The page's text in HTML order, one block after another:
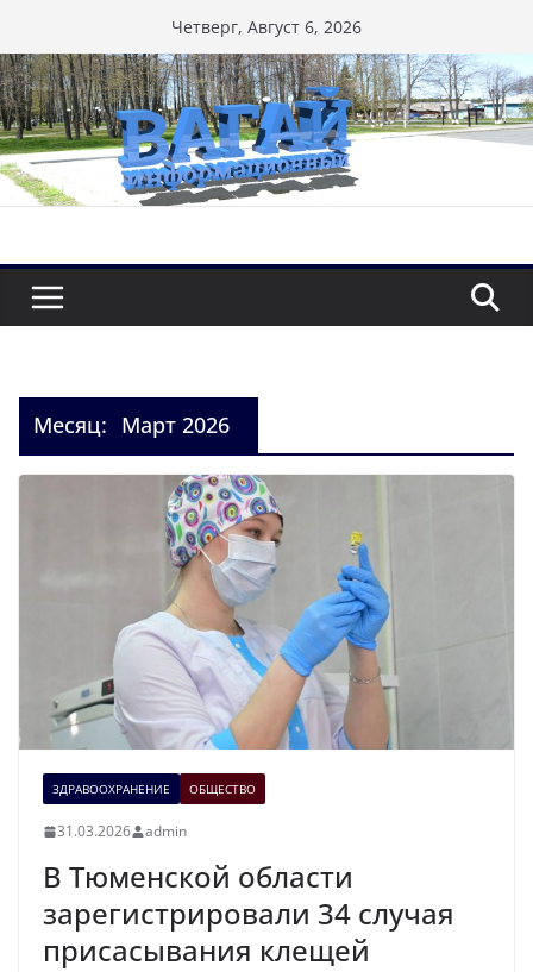
к
содержимому
Четверг, Август 6, 2026
Месяц: Март 2026
ЗДРАВООХРАНЕНИЕ ОБЩЕСТВО
31.03.2026 admin
В Тюменской области
зарегистрировали 34 случая
присасывания клещей